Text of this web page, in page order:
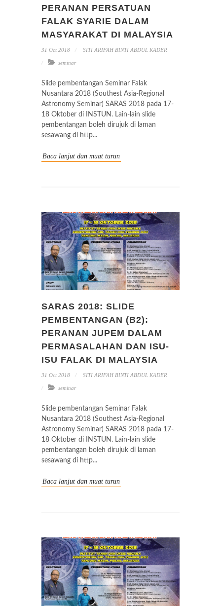
PERANAN PERSATUAN
FALAK SYARIE DALAM
MASYARAKAT DI MALAYSIA
31 Oct 2018 SITI ARIFAH BINTI ABDUL KADER
seminar
Slide pembentangan Seminar Falak
Nusantara 2018 (Southest Asia-Regional
Astronomy Seminar) SARAS 2018 pada 17-
18 Oktober di INSTUN. Lain-lain slide
pembentangan boleh dirujuk di laman
sesawang di http...
Baca lanjut dan muat turun
SARAS 2018: SLIDE
PEMBENTANGAN (B2):
PERANAN JUPEM DALAM
PERMASALAHAN DAN ISU-
ISU FALAK DI MALAYSIA
31 Oct 2018 SITI ARIFAH BINTI ABDUL KADER
seminar
Slide pembentangan Seminar Falak
Nusantara 2018 (Southest Asia-Regional
Astronomy Seminar) SARAS 2018 pada 17-
18 Oktober di INSTUN. Lain-lain slide
pembentangan boleh dirujuk di laman
sesawang di http...
Baca lanjut dan muat turun